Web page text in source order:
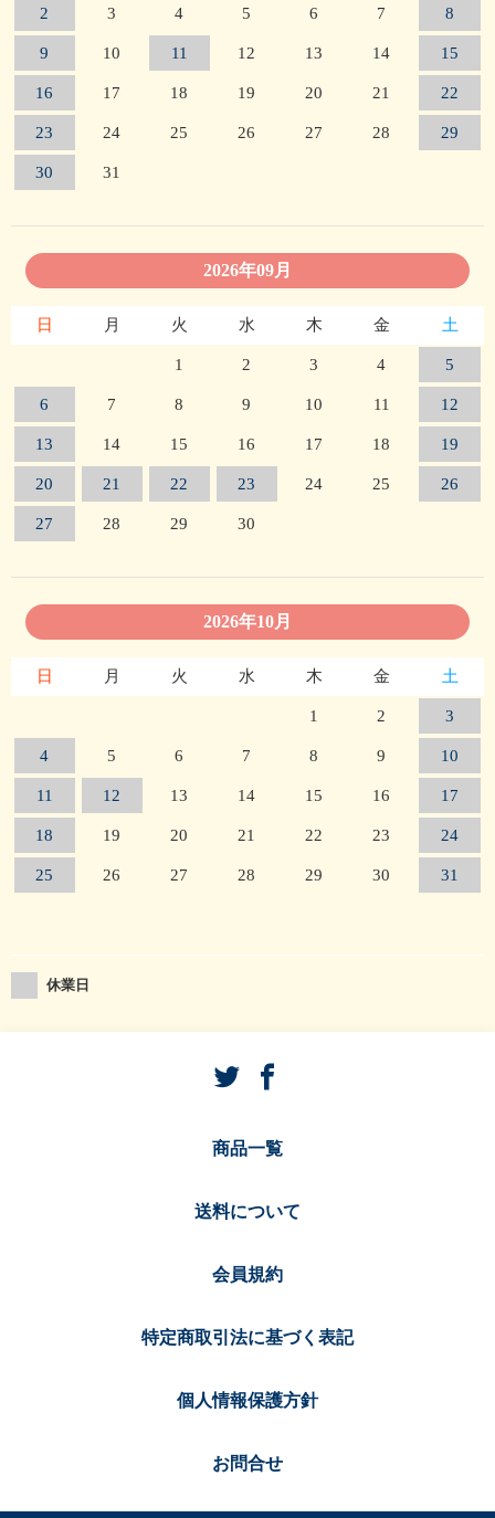
2 3 4 5 6 7 8
9 10 11 12 13 14 15
16 17 18 19 20 21 22
23 24 25 26 27 28 29
30 31
2026年09月
日 月 火 水 木 金 土
1 2 3 4 5
6 7 8 9 10 11 12
13 14 15 16 17 18 19
20 21 22 23 24 25 26
27 28 29 30
2026年10月
日 月 火 水 木 金 土
1 2 3
4 5 6 7 8 9 10
11 12 13 14 15 16 17
18 19 20 21 22 23 24
25 26 27 28 29 30 31
休業日
商品一覧
送料について
会員規約
特定商取引法に基づく表記
個人情報保護方針
お問合せ